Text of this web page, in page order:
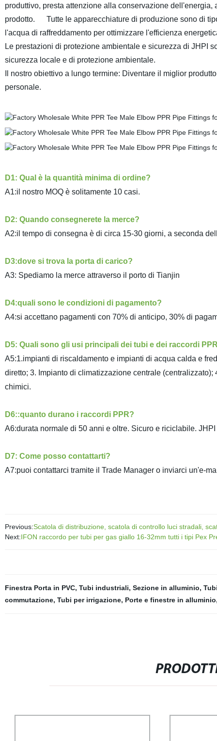
produttivo, presta attenzione alla conservazione
prodotto. Tutte le apparecchiature di produzione sono di
l'acqua di raffreddamento per ottimizzare l'efficienza
Le prestazioni di protezione ambientale e sicurezza di JHPI
sicurezza locale e di protezione ambientale.
Il nostro obiettivo a lungo termine: Diventare il miglior
personale.
D1: Qual è la quantità minima di ordine?
A1:il nostro MOQ è solitamente 10 casi.
D2: Quando consegnerete la merce?
A2:il tempo di consegna è di circa 15-30 giorni, a seconda
D3:dove si trova la porta di carico?
A3: Spediamo la merce attraverso il porto di Tianjin
D4:quali sono le condizioni di pagamento?
A4:si accettano pagamenti con 70% di anticipo, 30% di
D5: Quali sono gli usi principali dei tubi e dei raccordi
A5:1.impianti di riscaldamento e impianti di acqua calda e
diretto; 3. Impianto di climatizzazione centrale
chimici.
D6::quanto durano i raccordi PPR?
A6:durata normale di 50 anni e oltre. Sicuro e riciclabile.
D7: Come posso contattarti?
A7:puoi contattarci tramite il Trade Manager o inviarci un'e-
Previous:Scatola di distribuzione, scatola di controllo luci stradali,
Next:IFON raccordo per tubi per gas giallo 16-32mm tutti i tipi Pex
Finestra Porta in PVC, Tubi industriali, Sezione in alluminio,
commutazione, Tubi per irrigazione, Porte e finestre in alluminio